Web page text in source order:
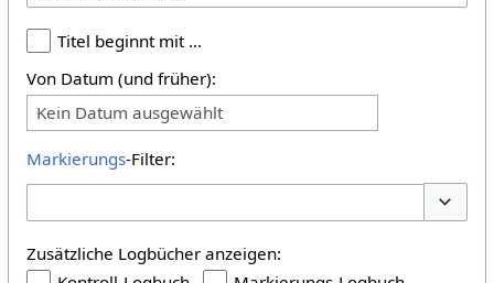
Titel beginnt mit …
Von Datum (und früher):
Kein Datum ausgewählt
Markierungs-Filter:
Zusätzliche Logbücher anzeigen: